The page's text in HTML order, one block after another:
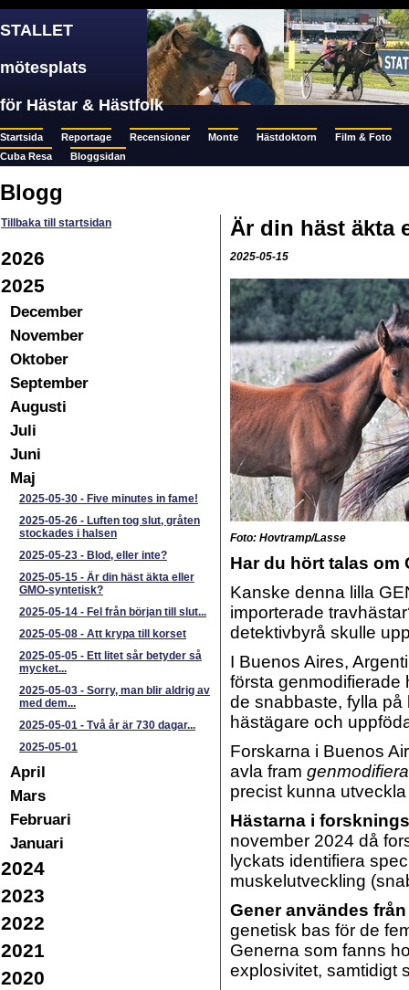
STALLET
mötesplats
för Hästar & Hästfolk
Startsida Reportage Recensioner Monte Hästdoktorn
Film & Foto
Cuba Resa
Bloggsidan
Blogg
Tillbaka till startsidan
2026
2025
December
November
Oktober
September
Augusti
Juli
Juni
Maj
2025-05-30 - Five minutes in fame!
2025-05-26 - Luften tog slut, gråten
stockades i halsen
2025-05-23 - Blod, eller inte?
2025-05-15 - Är din häst äkta eller
GMO-syntetisk?
2025-05-14 - Fel från början till slut...
2025-05-08 - Att krypa till korset
2025-05-05 - Ett litet sår betyder så
mycket...
2025-05-03 - Sorry, man blir aldrig av
med dem...
2025-05-01 - Två år är 730 dagar...
2025-05-01
April
Mars
Februari
Januari
2024
2023
2022
2021
2020
Är din häst äkta
2025-05-15
Foto: Hovtramp/Lasse
Har du hört talas om
Kanske denna lilla
importerade
detektivbyrå skulle
I Buenos Aires,
första genmodifierade
de snabbaste, fylla
hästägare och
Forskarna i Buenos
avla fram
precist kunna utveckla
Hästarna i
november 2024 då
lyckats identifiera
muskelutveckling
Gener användes
genetisk bas för de
Generna som fanns
explosivitet, samtidigt